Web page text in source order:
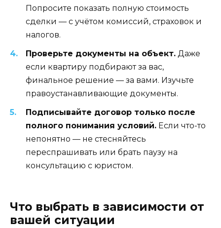
Попросите показать полную стоимость
сделки — с учётом комиссий, страховок и
налогов.
Проверьте документы на объект. Даже
если квартиру подбирают за вас,
финальное решение — за вами. Изучьте
правоустанавливающие документы.
Подписывайте договор только после
полного понимания условий. Если что-то
непонятно — не стесняйтесь
переспрашивать или брать паузу на
консультацию с юристом.
Что выбрать в зависимости от
вашей ситуации